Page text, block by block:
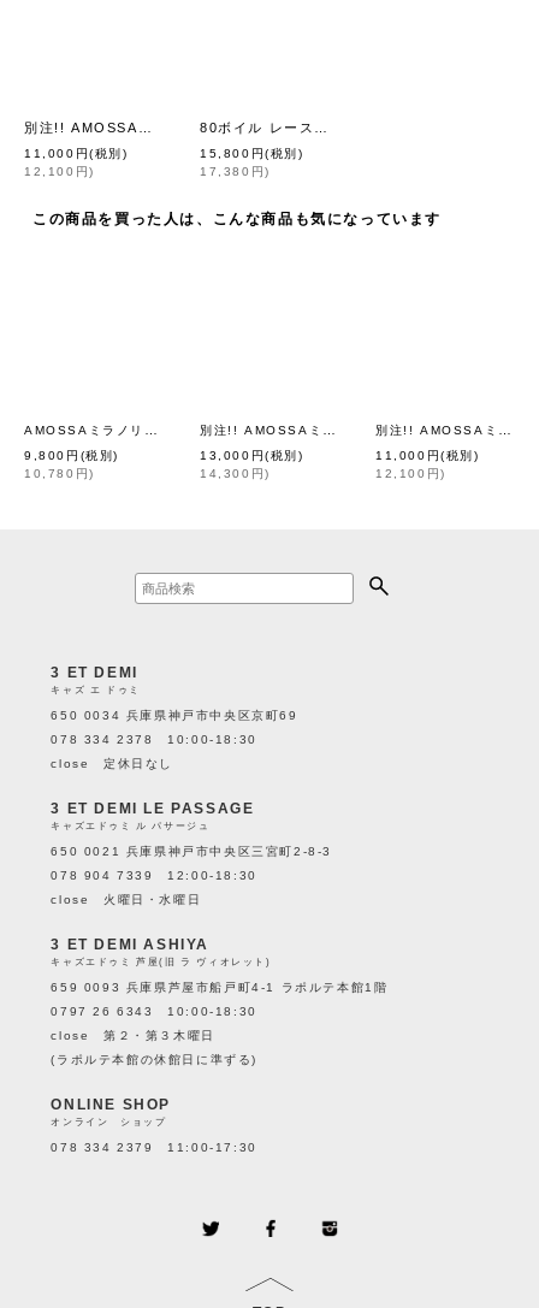
11,000 円(税別)
12,100 円)
15,800 円(税別)
17,380 円)
この商品を買った人は、こんな商品も気になっています
[Dot and
9,800 円 (税別)
10,780 円)
13,000 円(税別)
14,300 円)
11,000 円(税別)
12,100 円)
3 ET DEMI
キャズ エ ドゥミ
650 0034 兵庫県神戸市中央区京町69
078 334 2378 10:00-18:30
close 定休日なし
3 ET DEMI LE PASSAGE
キャズエドゥミ ル パサージュ
650 0021 兵庫県神戸市中央区三宮町2-8-3
078 904 7339 12:00-18:30
close 火曜日・水曜日
3 ET DEMI ASHIYA
キャズエドゥミ 芦屋(旧 ラ ヴィオレット)
659 0093 兵庫県芦屋市船戸町4-1 ラポルテ本館1階
0797 26 6343 10:00-18:30
close 第２・第３木曜日
(ラポルテ本館の休館日に準ずる)
ONLINE SHOP
オンライン ショップ
078 334 2379 11:00-17:30